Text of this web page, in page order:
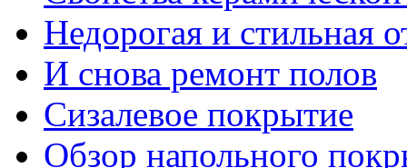
Недорогая и стильная
И снова ремонт полов
Сизалевое покрытие
Обзор напольного